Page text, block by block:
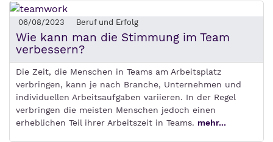
06/08/2023 Beruf und Erfolg
Wie kann man die Stimmung im Team
verbessern?
Die Zeit, die Menschen in Teams am Arbeitsplatz
verbringen, kann je nach Branche, Unternehmen und
individuellen Arbeitsaufgaben variieren. In der Regel
verbringen die meisten Menschen jedoch einen
erheblichen Teil ihrer Arbeitszeit in Teams. mehr...